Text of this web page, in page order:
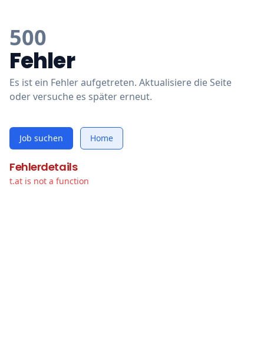
500
Fehler
Es ist ein Fehler aufgetreten. Aktualisiere die Seite
oder versuche es später erneut.
Job suchen Home
Fehlerdetails
t.at is not a function